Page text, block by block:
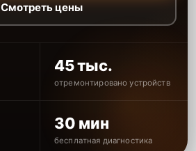
Смотреть цены
45 тыс.
отремонтировано устройств
30 мин
бесплатная диагностика